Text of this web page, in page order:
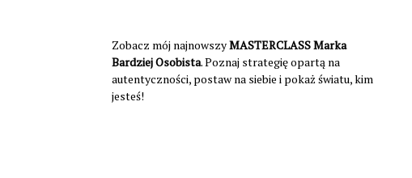
Zobacz mój najnowszyMASTERCLASS Marka
Bardziej Osobista. Poznaj strategię opartą na
autentyczności, postaw na siebie i pokaż światu, kim
jesteś!